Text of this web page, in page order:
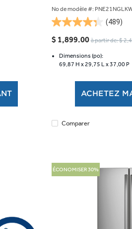
No de modèle #:
(489)
4.3
étoile(s)
5.
489
$ 1,899.00 à partir de: $
Dimensions (po):
69,87 H x29,75 L x37,00 P
ACHETEZ
Comparer
ÉCONOMISER 30%